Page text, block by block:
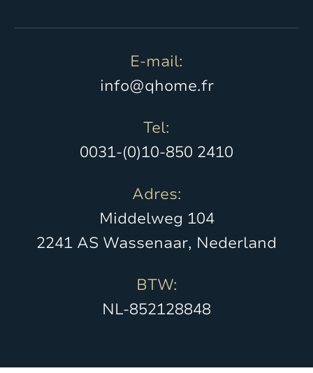
E-mail:
info@qhome.fr
Tel:
0031-(0)10-850 2410
Adres:
Middelweg 104
2241 AS Wassenaar, Nederland
BTW:
NL-852128848